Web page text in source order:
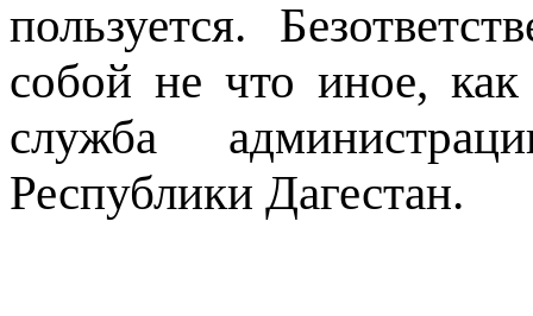
пользуется.
собой не что иное,
служба
Республики Дагестан.